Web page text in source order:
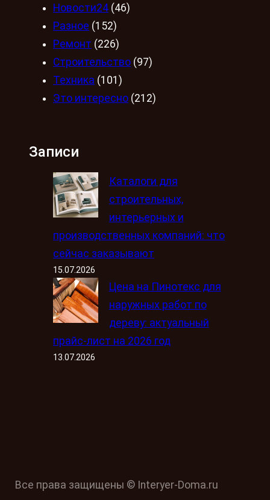
Новости24 (46)
Разное (152)
Ремонт (226)
Строительство (97)
Техника (101)
Это интересно (212)
Записи
Каталоги для
строительных,
интерьерных и
производственных компаний: что
сейчас заказывают
15.07.2026
Цена на Пинотекс для
наружных работ по
дереву: актуальный
прайс-лист на 2026 год
13.07.2026
Все права защищены © Interyer-Doma.ru